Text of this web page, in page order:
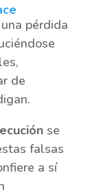
pérdida
de
se
falsas
a sí